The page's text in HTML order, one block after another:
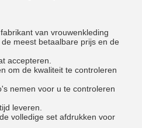
van vrouwenkleding
meest betaalbare prijs en de
accepteren.
om de kwaliteit te controleren
nemen voor u te controleren
leveren.
volledige set afdrukken voor